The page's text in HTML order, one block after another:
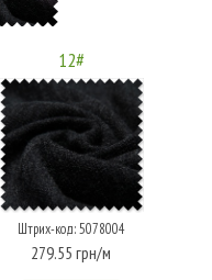
12#
Штрих-код: 5078004
279.55 грн/м